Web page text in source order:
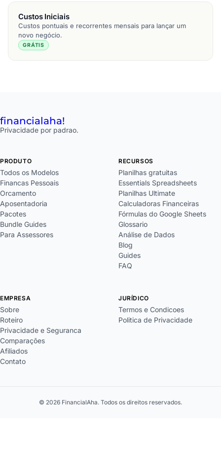
Custos Iniciais
Custos pontuais e recorrentes mensais para lançar um
novo negócio.
GRÁTIS
financialaha!
Privacidade por padrao.
PRODUTO
Todos os Modelos
Financas Pessoais
Orcamento
Aposentadoria
Pacotes
Bundle Guides
Para Assessores
RECURSOS
Planilhas gratuitas
Essentials Spreadsheets
Planilhas Ultimate
Calculadoras Financeiras
Fórmulas do Google Sheets
Glossario
Análise de Dados
Blog
Guides
FAQ
EMPRESA
Sobre
Roteiro
Privacidade e Seguranca
Comparações
Afiliados
Contato
JURÍDICO
Termos e Condicoes
Politica de Privacidade
© 2026 FinancialAha. Todos os direitos reservados.